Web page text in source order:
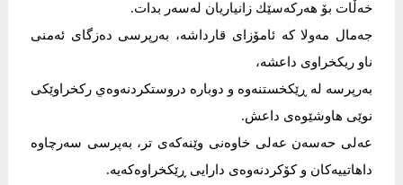
خه‌ڵات بۆ هه‌ركه‌سێك زانیاریان له‌سه‌ر بدات.
جه‌مال مه‌ولا كه‌ ئامۆزای قارداشه‌، به‌رپرسی ده‌زگای ئه‌منی
ناو ريكخراوی داعشه‌،
به‌رپرسه‌ له‌ ڕێكخستنه‌وه‌ و دوباره‌ دروستكردنه‌وه‌ي ركخراوێكی
نوێی هاوشێوه‌ی داعش.
عه‌لی حه‌سه‌ن عه‌لی خاوه‌نی وێنه‌كه‌ی تر، به‌پرسی سه‌رچاوه‌
داهاتيیه‌كان و كۆكردنه‌وه‌ی دارايی ڕێكخراوه‌كه‌یه‌.